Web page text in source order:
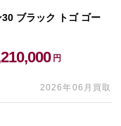
ブラック トゴ ゴー
円
2026年06月買取